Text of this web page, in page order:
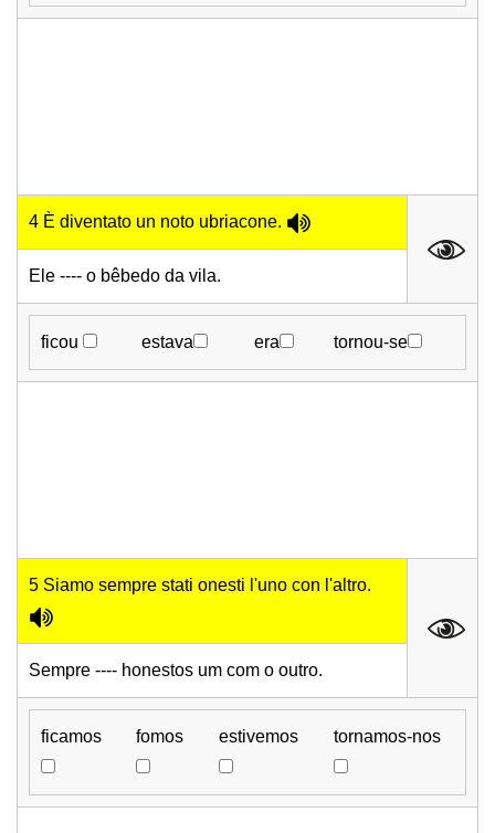
4 È diventato un noto ubriacone.
Ele ---- o bêbedo da vila.
ficou estava era tornou-se
5 Siamo sempre stati onesti l'uno con l'altro.
Sempre ---- honestos um com o outro.
ficamos fomos estivemos tornamos-nos